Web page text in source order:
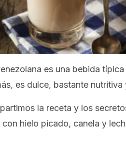
es una bebida
es dulce, bastante nutritiva
la receta y los
hielo picado, canela y